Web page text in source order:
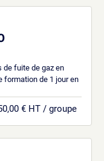
de fuite de gaz en
formation de 1 jour en
€ HT / groupe